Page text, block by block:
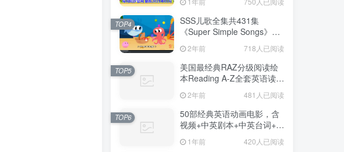
1954集，1080P高清视频带
英文字幕，百度网盘下载！
SSS儿歌全集共431集
《Super Simple Songs》
+中英文字幕+配套音频
MP3，百度网盘下载！
2年前 718人已阅读
TOP4
美国最经典RAZ分级阅读绘
本Reading A-Z全套英语读物
+教案+老师中文RAZ课程全
套共119GB，百度网盘下
载！
2年前 481人已阅读
TOP5
50部经典英语动画电影，含
视频+中英剧本+中英台词+音
1年前 420人已阅读
TOP6